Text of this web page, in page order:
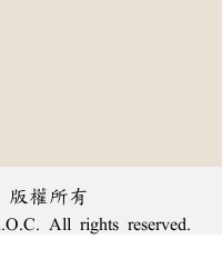
版權所有
All rights reserved.